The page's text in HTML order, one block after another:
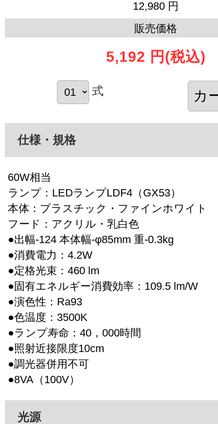
12,980 円
販売価格
5,192 円 (税込)
式
仕様・規格
60W相当
ランプ：LEDランプLDF4（GX53）
本体：プラスチック・ファインホワイト
フード：アクリル・乳白色
●出幅-124 本体幅-φ85mm 重-0.3kg
●消費電力：4.2W
●定格光束：460 lm
●固有エネルギー消費効率：109.5 lm/W
●演色性：Ra93
●色温度：3500K
●ランプ寿命：40，000時間
●照射近接限度10cm
●調光器併用不可
●8VA（100V）
光源